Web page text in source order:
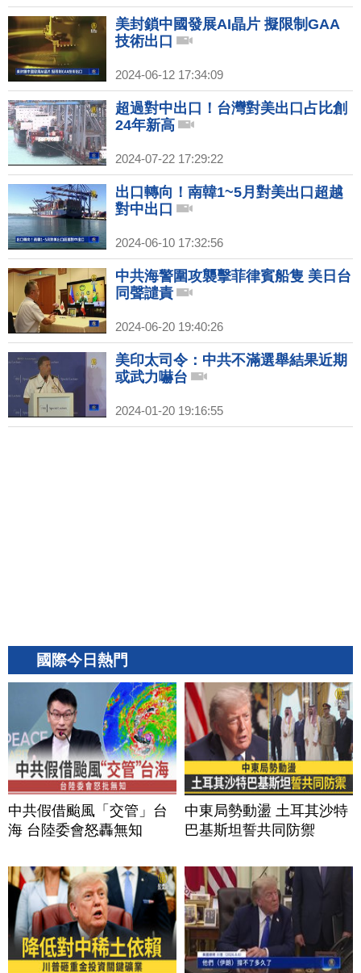
美封鎖中國發展AI晶片 擬限制GAA
技術出口
2024-06-12 17:34:09
超過對中出口！台灣對美出口占比創
24年新高
2024-07-22 17:29:22
出口轉向！南韓1~5月對美出口超越
對中出口
2024-06-10 17:32:56
中共海警圍攻襲擊菲律賓船隻 美日台
同聲譴責
2024-06-20 19:40:26
美印太司令：中共不滿選舉結果近期
或武力嚇台
2024-01-20 19:16:55
國際今日熱門
中共假借颱風「交管」台
海 台陸委會怒轟無知
中東局勢動盪 土耳其沙特
巴基斯坦誓共同防禦